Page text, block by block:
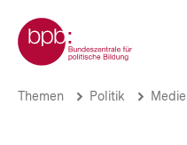
zum
Seiteninhalt
springen
Zur Startseite der bpb
Newsflash
Brotkrümelnavigation
Themen Politik